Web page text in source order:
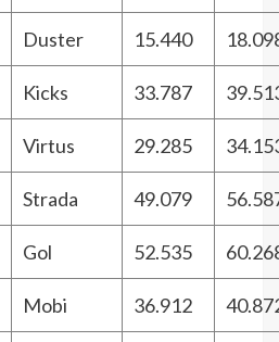
Duster 15.440
Kicks 33.787
Virtus 29.285
Strada 49.079
Gol 52.535
Mobi 36.912